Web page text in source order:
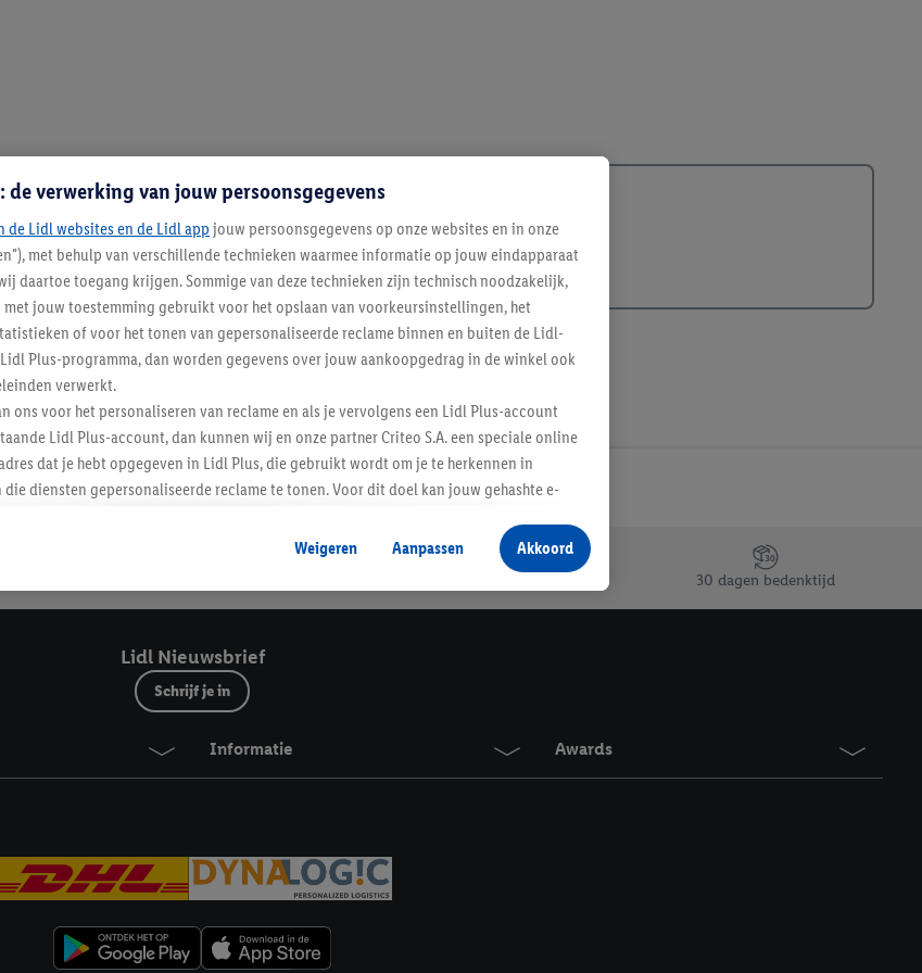
Lidl Nieuwsbrief
30 dagen bedenktijd
Lidl Nieuwsbrief
Schrijf je in
Informatie Awards
de verwerking van jouw persoonsgegevens
de Lidl websites en de Lidl app jouw persoonsgegevens op onze websites en in onze
met behulp van verschillende technieken waarmee informatie op jouw eindapparaat
daartoe toegang krijgen. Sommige van deze technieken zijn technisch noodzakelijk,
jouw toestemming gebruikt voor het opslaan van voorkeursinstellingen, het
of voor het tonen van gepersonaliseerde reclame binnen en buiten de Lidl-
Plus-programma, dan worden gegevens over jouw aankoopgedrag in de winkel ook
verwerkt.
ons voor het personaliseren van reclame en als je vervolgens een Lidl Plus-account
Lidl Plus-account, dan kunnen wij en onze partner Criteo S.A. een speciale online
dat je hebt opgegeven in Lidl Plus, die gebruikt wordt om je te herkennen in
diensten gepersonaliseerde reclame te tonen. Voor dit doel kan jouw gehashte e-
dan kunnen retargeting advertenties worden weergegeven voor producten waarin je
door het product in een winkelmandje van een online winkel te plaatsen
als verschillende eindapparaten en Lidl-diensten, met behulp van jouw gehashte e-
identifiers of met identifiers waarover Criteo S.A. beschikt, aan jou kunnen worden
Verder kan je er meer informatie vinden over de gegevensverwerking.
je voor de optie dat er enkel technisch noodzakelijke cookies en vergelijkbare
je in met alle verwerkingen voor alle bovengenoemde doeleinden. Meer informatie,
de gegevens en je recht om jouw toestemming op elk gewenst moment in te
.Je vindt de impressum voor de Lidl website hier.Klik
Weigeren Aanpassen Akkoord